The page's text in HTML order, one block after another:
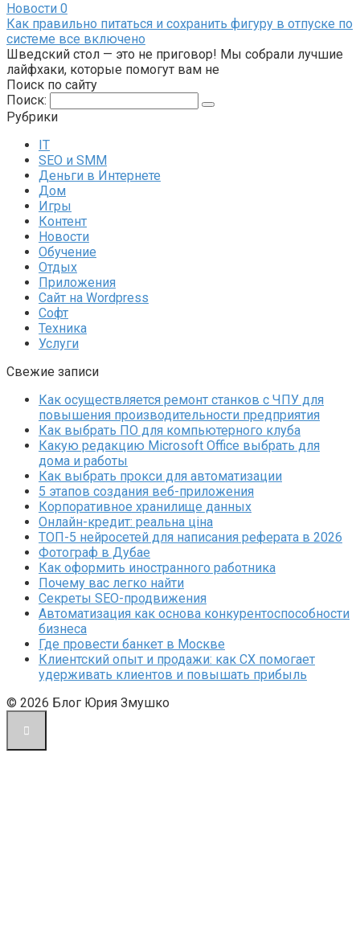
Новости 0
Как правильно питаться и сохранить фигуру в отпуске по
системе все включено
Шведский стол — это не приговор! Мы собрали лучшие
лайфхаки, которые помогут вам не
Поиск по сайту
Поиск:
Рубрики
IT
SEO и SMM
Деньги в Интернете
Дом
Игры
Контент
Новости
Обучение
Отдых
Приложения
Сайт на Wordpress
Софт
Техника
Услуги
Свежие записи
Как осуществляется ремонт станков с ЧПУ для
повышения производительности предприятия
Как выбрать ПО для компьютерного клуба
Какую редакцию Microsoft Office выбрать для
дома и работы
Как выбрать прокси для автоматизации
5 этапов создания веб-приложения
Корпоративное хранилище данных
Онлайн-кредит: реальна ціна
ТОП-5 нейросетей для написания реферата в 2026
Фотограф в Дубае
Как оформить иностранного работника
Почему вас легко найти
Секреты SEO-продвижения
Автоматизация как основа конкурентоспособности
бизнеса
Где провести банкет в Москве
Клиентский опыт и продажи: как CX помогает
удерживать клиентов и повышать прибыль
© 2026 Блог Юрия Змушко